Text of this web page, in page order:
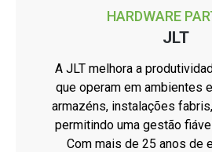
HARDWARE
JLT
A JLT melhora a
que operam em ambientes
armazéns, instalações
permitindo uma gestão
Com mais de 25 anos de